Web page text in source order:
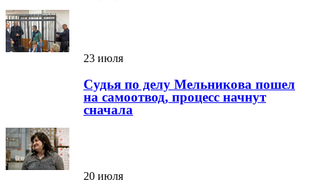
23 июля
Судья по делу Мельникова пошел
на самоотвод, процесс начнут
сначала
20 июля